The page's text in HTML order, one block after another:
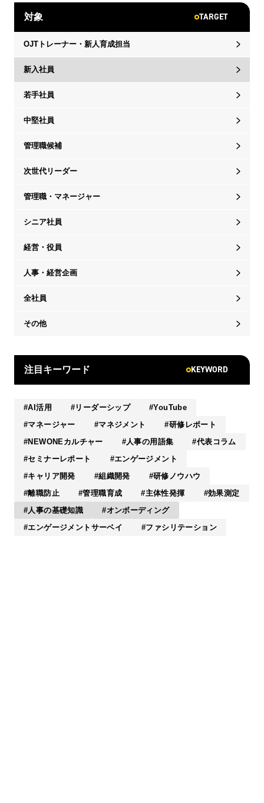
対象 TARGET
OJTトレーナー・新人育成担当
新入社員
若手社員
中堅社員
管理職候補
次世代リーダー
管理職・マネージャー
シニア社員
経営・役員
人事・経営企画
全社員
その他
注目キーワード KEYWORD
AI活用 リーダーシップ
YouTube
マネージャー
マネジメント
研修レポート
NEWONEカルチャー
人事の用語集
代表コラム
セミナーレポート
エンゲージメント
キャリア開発
組織開発
研修ノウハウ
離職防止
管理職育成 主体性発揮
効果測定
人事の基礎知識
オンボーディング
エンゲージメントサーベイ
ファシリテーション